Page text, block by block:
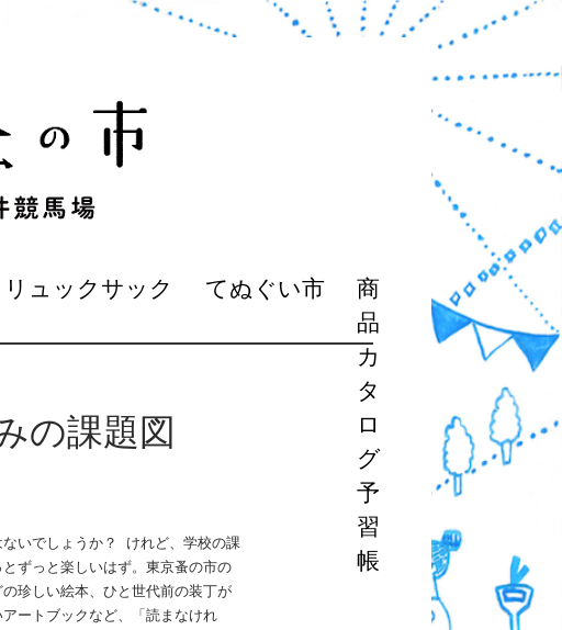
リュックサック てぬぐい市
商
品
カ
タ
ロ
グ
予
習
帳
の課題図
いでしょうか？ けれど、学校の課
ずっと楽しいはず。東京蚤の市の
珍しい絵本、ひと世代前の装丁が
ートブックなど、「読まなけれ